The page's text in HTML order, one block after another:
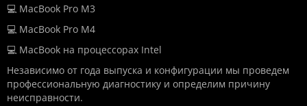
💻 MacBook Pro M3
💻 MacBook Pro M4
💻 MacBook на процессорах Intel
Независимо от года выпуска и конфигурации мы проведем
профессиональную диагностику и определим причину
неисправности.